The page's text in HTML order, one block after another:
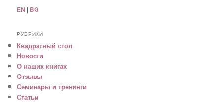
EN | BG
РУБРИКИ
Квадратный стол
Новости
О наших книгах
Отзывы
Семинары и тренинги
Статьи